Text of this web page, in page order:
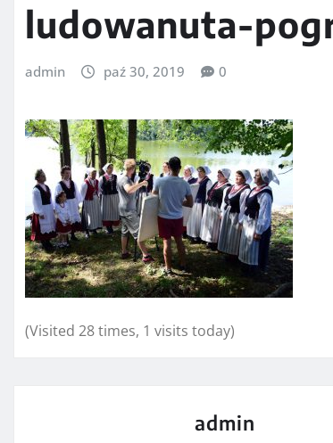
ludowanuta-
admin paź 30, 2019 0
(Visited 28 times, 1 visits today)
admin